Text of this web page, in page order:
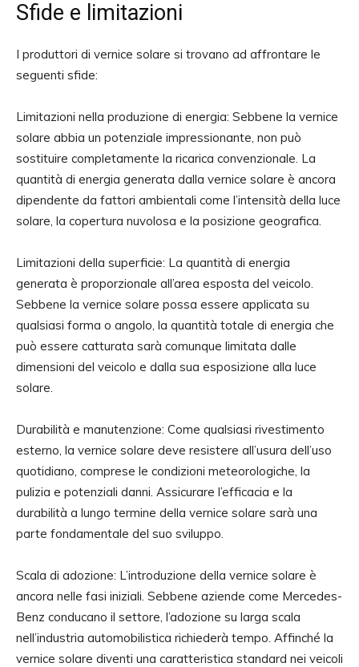
Sfide e limitazioni
I produttori di vernice solare si trovano ad affrontare le
seguenti sfide:
Limitazioni nella produzione di energia: Sebbene la vernice
solare abbia un potenziale impressionante, non può
sostituire completamente la ricarica convenzionale. La
quantità di energia generata dalla vernice solare è ancora
dipendente da fattori ambientali come l’intensità della luce
solare, la copertura nuvolosa e la posizione geografica.
Limitazioni della superficie: La quantità di energia
generata è proporzionale all’area esposta del veicolo.
Sebbene la vernice solare possa essere applicata su
qualsiasi forma o angolo, la quantità totale di energia che
può essere catturata sarà comunque limitata dalle
dimensioni del veicolo e dalla sua esposizione alla luce
solare.
Durabilità e manutenzione: Come qualsiasi rivestimento
esterno, la vernice solare deve resistere all’usura dell’uso
quotidiano, comprese le condizioni meteorologiche, la
pulizia e potenziali danni. Assicurare l’efficacia e la
durabilità a lungo termine della vernice solare sarà una
parte fondamentale del suo sviluppo.
Scala di adozione: L’introduzione della vernice solare è
ancora nelle fasi iniziali. Sebbene aziende come Mercedes-
Benz conducano il settore, l’adozione su larga scala
nell’industria automobilistica richiederà tempo. Affinché la
vernice solare diventi una caratteristica standard nei veicoli